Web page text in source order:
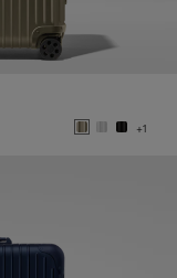
+1